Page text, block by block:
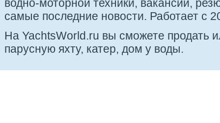
водно-моторной техники, вакансии,
самые последние новости. Работает с
На YachtsWorld.ru вы сможете продать
парусную яхту, катер, дом у воды.